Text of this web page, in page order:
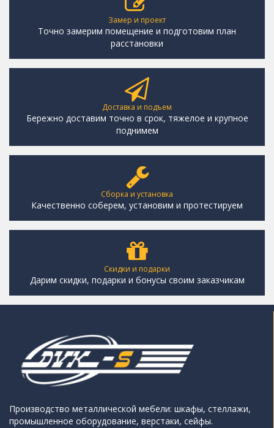
Замер и проект
Точно замерим помещение и подготовим план
расстановки
Доставка и подъем
Бережно доставим точно в срок, тяжелое и крупное
поднимем
Сборка и установка
Качественно соберем, установим и протестируем
Скидки и подарки
Дарим скидки, подарки и бонусы своим заказчикам
Производство металлической мебели: шкафы, стеллажи,
промышленное оборудование, верстаки, сейфы.